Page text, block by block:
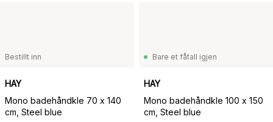
Bestillt inn
HAY
Mono badehåndkle 70 x 140
cm, Steel blue
Bare et fåtall igjen
HAY
Mono badehåndkle 100 x 150
cm, Steel blue